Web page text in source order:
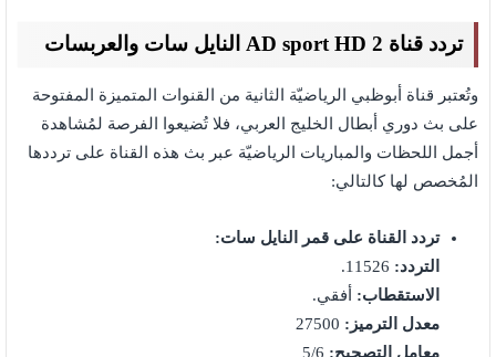
تردد قناة AD sport HD 2 النايل سات والعربسات
وتُعتبر قناة أبوظبي الرياضيّة الثانية من القنوات المتميزة المفتوحة
على بث دوري أبطال الخليج العربي، فلا تُضيعوا الفرصة لمُشاهدة
أجمل اللحظات والمباريات الرياضيّة عبر بث هذه القناة على ترددها
المُخصص لها كالتالي:
تردد القناة على قمر النايل سات:
التردد: 11526.
الاستقطاب:
أفقي.
معدل الترميز:
معامل التصحيح: